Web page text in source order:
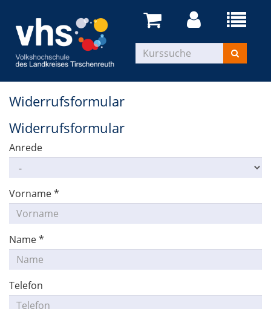
Widerrufsformular
Widerrufsformular
Anrede
Vorname*
Name*
Telefon